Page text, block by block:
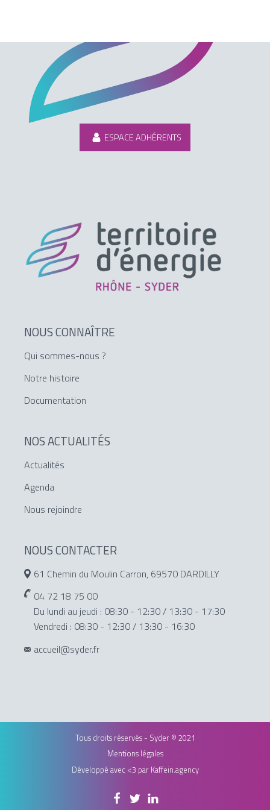
ESPACE ADHÉRENTS
NOUS CONNAÎTRE
Qui sommes-nous ?
Notre histoire
Documentation
NOS ACTUALITÉS
Actualités
Agenda
Nous rejoindre
NOUS CONTACTER
61 Chemin du Moulin Carron, 69570 DARDILLY
04 72 18 75 00
Du lundi au jeudi : 08:30 - 12:30 / 13:30 - 17:30
Vendredi : 08:30 - 12:30 / 13:30 - 16:30
accueil@syder.fr
Tous droits réservés - Syder © 2021
Mentions légales
Développé avec <3 par Kaffein.agency